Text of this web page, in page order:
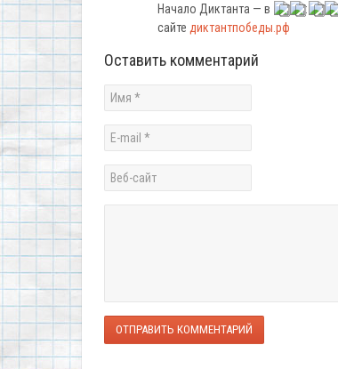
Начало Диктанта — в :
сайте диктантпобеды.рф
Оставить комментарий
ОТПРАВИТЬ КОММЕНТАРИЙ